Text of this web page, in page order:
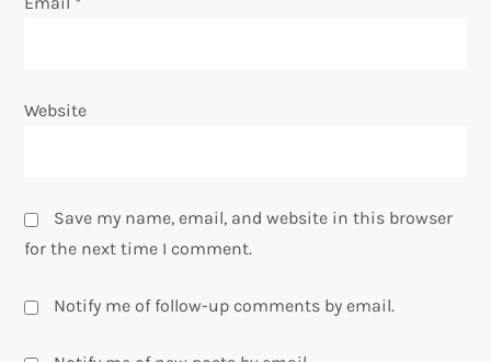
Website
Save my name, email, and website in this browser
for the next time I comment.
Notify me of follow-up comments by email.